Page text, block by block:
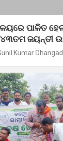
ପାଳିତ
ଜୟନ୍ତୀ
Kumar